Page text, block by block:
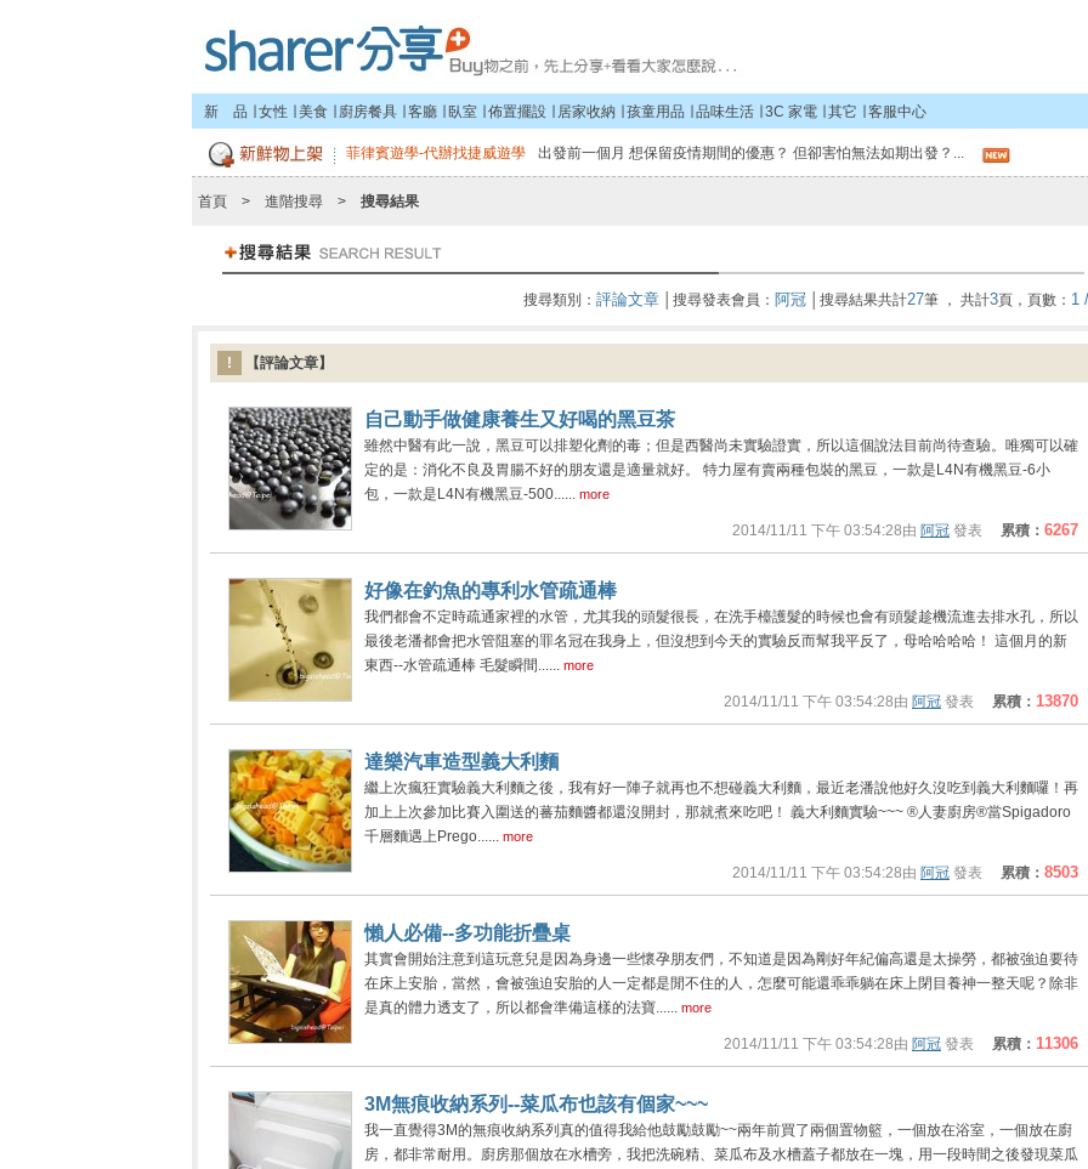
新 品 女性 美食 廚房餐具 客廳 臥室 佈置擺設 居家收納 孩童用品 品味生活 3C 家電 其它 客服中心
菲律賓遊學-代辦找捷威遊學 出發前一個月 想保留疫情期間的優惠？ 但卻害怕無法如期出發？...
首頁 > 進階搜尋 > 搜尋結果
搜尋類別： 評論文章 │搜尋發表會員 ： 阿冠 │搜尋結果共計27筆 ， 共計3頁，頁數： 1
! 【評論文章】
自己動手做健康養生又好喝的黑豆茶
雖然中醫有此一說，黑豆可以排塑化劑的毒；但是西醫尚未實驗證實，所以這個說法目前尚待查驗。唯獨可以確
定的是：消化不良及胃腸不好的朋友還是適量就好。 特力屋有賣兩種包裝的黑豆，一款是L4N有機黑豆-6小
包，一款是L4N有機黑豆-500...... more
2014/11/11 下午 03:54:28由 阿冠 發表 累積： 6267
好像在釣魚的專利水管疏通棒
我們都會不定時疏通家裡的水管，尤其我的頭髮很長，在洗手檯護髮的時候也會有頭髮趁機流進去排水孔，所以
最後老潘都會把水管阻塞的罪名冠在我身上，但沒想到今天的實驗反而幫我平反了，母哈哈哈哈！ 這個月的新
東西--水管疏通棒 毛髮瞬間...... more
2014/11/11 下午 03:54:28由 阿冠 發表 累積： 13870
達樂汽車造型義大利麵
繼上次瘋狂實驗義大利麵之後，我有好一陣子就再也不想碰義大利麵，最近老潘說他好久沒吃到義大利麵囉！再
加上上次參加比賽入圍送的蕃茄麵醬都還沒開封，那就煮來吃吧！ 義大利麵實驗~~~ ®人妻廚房®當Spigadoro
千層麵遇上Prego...... more
2014/11/11 下午 03:54:28由 阿冠 發表 累積： 8503
懶人必備--多功能折疊桌
其實會開始注意到這玩意兒是因為身邊一些懷孕朋友們，不知道是因為剛好年紀偏高還是太操勞，都被強迫要待
在床上安胎，當然，會被強迫安胎的人一定都是閒不住的人，怎麼可能還乖乖躺在床上閉目養神一整天呢？除非
是真的體力透支了，所以都會準備這樣的法寶...... more
2014/11/11 下午 03:54:28由 阿冠 發表 累積： 11306
3M無痕收納系列--菜瓜布也該有個家~~~
我一直覺得3M的無痕收納系列真的值得我給他鼓勵鼓勵~~兩年前買了兩個置物籃，一個放在浴室，一個放在廚
房，都非常耐用。廚房那個放在水槽旁，我把洗碗精、菜瓜布及水槽蓋子都放在一塊，用一段時間之後發現菜瓜